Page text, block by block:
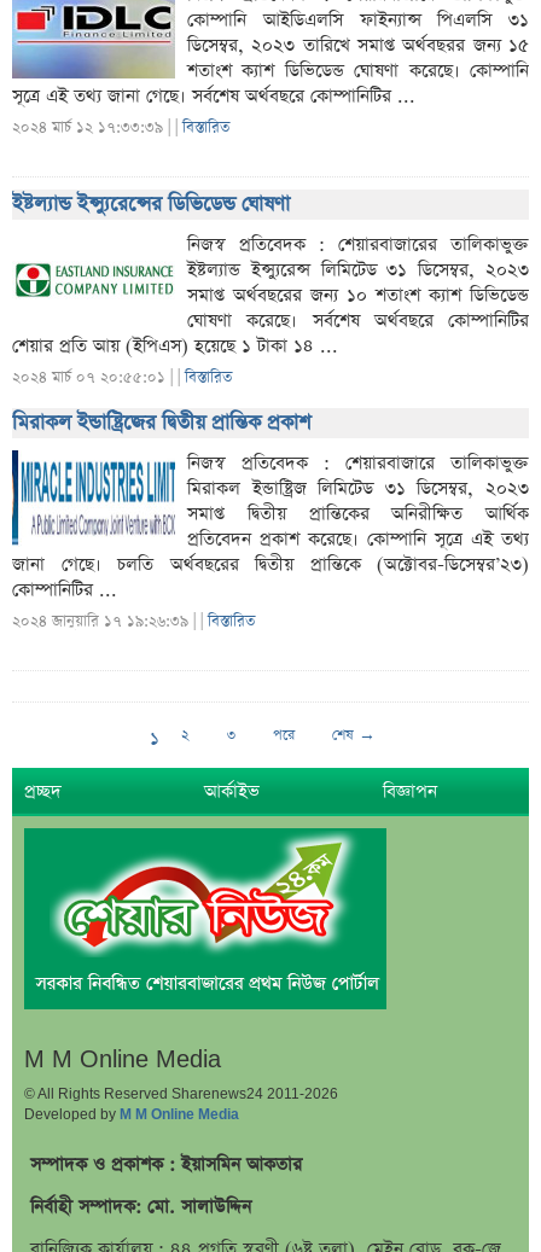
কোম্পানি আইডিএলসি ফাইন্যান্স পিএলসি ৩১
ডিসেম্বর, ২০২৩ তারিখে সমাপ্ত অর্থবছরর জন্য ১৫
শতাংশ ক্যাশ ডিভিডেন্ড ঘোষণা করেছে। কোম্পানি
সূত্রে এই তথ্য জানা গেছে। সর্বশেষ অর্থবছরে কোম্পানিটির ...
২০২৪ মার্চ ১২ ১৭:৩৩:৩৯ | |বিস্তারিত
ইষ্টল্যান্ড ইন্স্যুরেন্সের ডিভিডেন্ড ঘোষণা
নিজস্ব প্রতিবেদক : শেয়ারবাজারের তালিকাভুক্ত
ইষ্টল্যান্ড ইন্স্যুরেন্স লিমিটেড ৩১ ডিসেম্বর, ২০২৩
সমাপ্ত অর্থবছরের জন্য ১০ শতাংশ ক্যাশ ডিভিডেন্ড
ঘোষণা করেছে। সর্বশেষ অর্থবছরে কোম্পানিটির
শেয়ার প্রতি আয় (ইপিএস) হয়েছে ১ টাকা ১৪ ...
২০২৪ মার্চ ০৭ ২০:৫৫:০১ | |বিস্তারিত
মিরাকল ইন্ডাষ্ট্রিজের দ্বিতীয় প্রান্তিক প্রকাশ
নিজস্ব প্রতিবেদক : শেয়ারবাজারে তালিকাভুক্ত
মিরাকল ইন্ডাষ্ট্রিজ লিমিটেড ৩১ ডিসেম্বর, ২০২৩
সমাপ্ত দ্বিতীয় প্রান্তিকের অনিরীক্ষিত আর্থিক
প্রতিবেদন প্রকাশ করেছে। কোম্পানি সূত্রে এই তথ্য
জানা গেছে। চলতি অর্থবছরের দ্বিতীয় প্রান্তিকে (অক্টোবর-ডিসেম্বর’২৩)
কোম্পানিটির ...
২০২৪ জানুয়ারি ১৭ ১৯:২৬:৩৯ | |বিস্তারিত
১ ২ ৩ পরে শেষ →
প্রচ্ছদ আর্কাইভ বিজ্ঞাপন
M M Online Media
© All Rights Reserved Sharenews24 2011-2026
Developed by M M Online Media
সম্পাদক ও প্রকাশক : ইয়াসমিন আকতার
নির্বাহী সম্পাদক: মো. সালাউদ্দিন